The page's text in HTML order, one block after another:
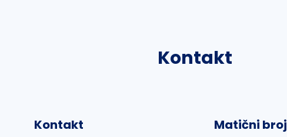
Kontakt
Kontakt Matični broj